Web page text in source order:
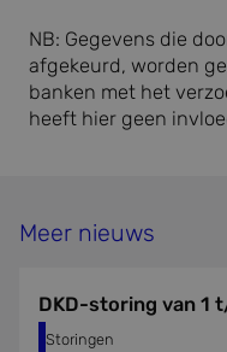
NB: Gegevens die
afgekeurd, worden
banken met het
heeft hier geen
Meer nieuws
DKD-storing van 1
Storingen